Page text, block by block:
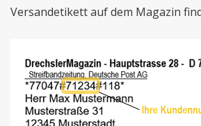
Versandetikett auf dem Magazin